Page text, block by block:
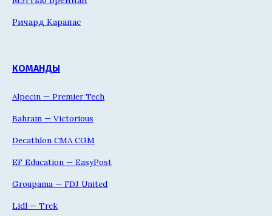
Ричард Карапас
КОМАНДЫ
Alpecin — Premier Tech
Bahrain — Victorious
Decathlon CMA CGM
EF Education — EasyPost
Groupama — FDJ United
Lidl — Trek